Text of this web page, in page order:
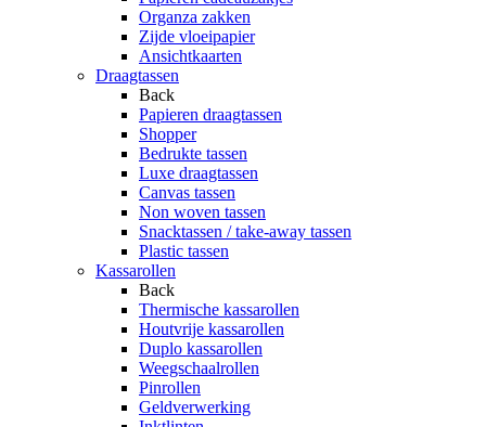
Organza zakken
Zijde vloeipapier
Ansichtkaarten
Draagtassen
Back
Papieren draagtassen
Shopper
Bedrukte tassen
Luxe draagtassen
Canvas tassen
Non woven tassen
Snacktassen / take-away tassen
Plastic tassen
Kassarollen
Back
Thermische kassarollen
Houtvrije kassarollen
Duplo kassarollen
Weegschaalrollen
Pinrollen
Geldverwerking